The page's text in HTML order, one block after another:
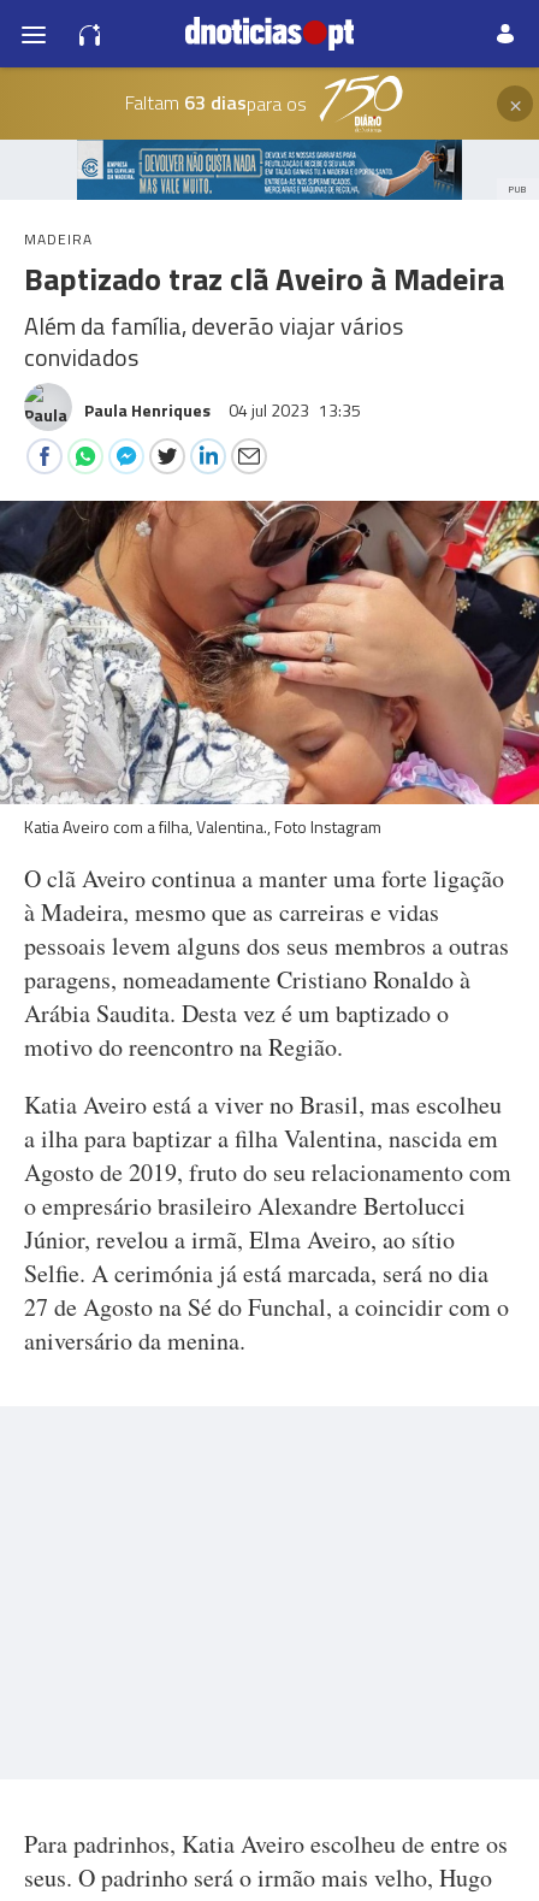
Faltam 63 diaspara os ×
PUB
MADEIRA
Baptizado traz clã Aveiro à Madeira
Além da família, deverão viajar vários
convidados
Paula Henriques 04 jul 2023 13:35
Katia Aveiro com a filha, Valentina., Foto Instagram
O clã Aveiro continua a manter uma forte ligação
à Madeira, mesmo que as carreiras e vidas
pessoais levem alguns dos seus membros a outras
paragens, nomeadamente Cristiano Ronaldo à
Arábia Saudita. Desta vez é um baptizado o
motivo do reencontro na Região.
Katia Aveiro está a viver no Brasil, mas escolheu
a ilha para baptizar a filha Valentina, nascida em
Agosto de 2019, fruto do seu relacionamento com
o empresário brasileiro Alexandre Bertolucci
Júnior, revelou a irmã, Elma Aveiro, ao sítio
Selfie. A cerimónia já está marcada, será no dia
27 de Agosto na Sé do Funchal, a coincidir com o
aniversário da menina.
Para padrinhos, Katia Aveiro escolheu de entre os
seus. O padrinho será o irmão mais velho, Hugo